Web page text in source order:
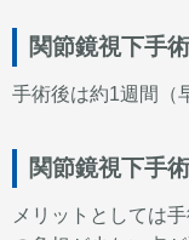
関節鏡視下手
手術後は約1週間（
関節鏡視下手
メリットとしては